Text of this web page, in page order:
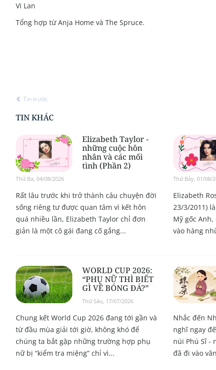
Vi Lan
Tổng hợp từ Anja Home và The Spruce.
Tin trước
TIN KHÁC
Elizabeth Taylor -
những cuộc hôn
nhân và các mối
tình (Phần 2)
Thứ Ba, 04/08/2026
Rất lâu trước khi trở thành câu chuyện đời
sống riêng tư được quan tâm vì kết hôn
quá nhiều lần, Elizabeth Taylor chỉ đơn
giản là một cô gái đang cố gắng...
Thứ Bảy, 01/08/
Elizabeth
23/3/2011)
Mỹ gốc Anh,
vào hàng
WORLD CUP 2026:
“PHỤ NỮ THÌ BIẾT
GÌ VỀ BÓNG ĐÁ?”
Thứ Sáu, 17/07/2026
Chung kết World Cup 2026 đang tới gần và
từ đầu mùa giải tới giờ, không khó để
chúng ta bắt gặp những trường hợp phụ
nữ bị “kiểm tra miệng” chỉ vì...
Nhắc đến
nghĩ ngay
núi Phú Sĩ -
đã đi vào